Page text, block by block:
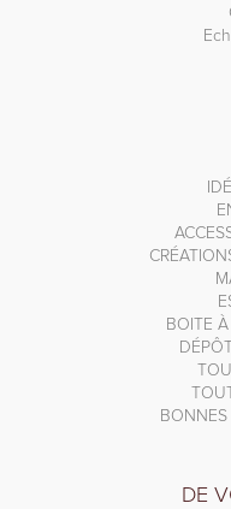
BOITE
DE